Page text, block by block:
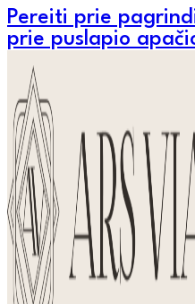
Pereiti prie
prie puslapio